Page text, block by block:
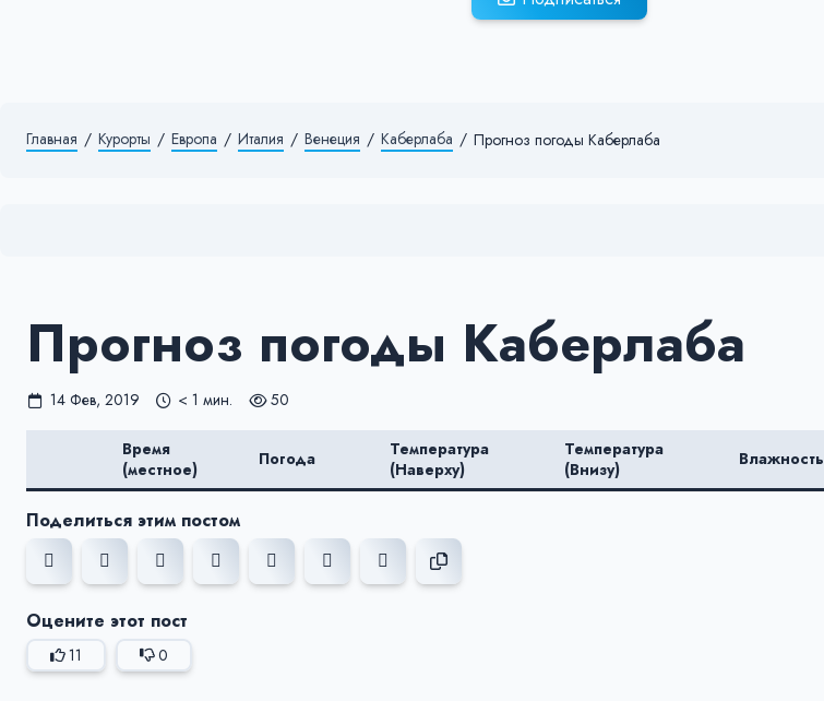
Главная / Курорты / Европа / Италия / Венеция / Каберлаба / Прогноз погоды Каберлаба
Прогноз погоды Каберлаба
14 Фев, 2019 < 1 мин. 50
Время
(местное)
Погода
Температура
(Наверху)
Температура
(Внизу)
Влажность
Поделиться этим постом
Оцените этот пост
11 0